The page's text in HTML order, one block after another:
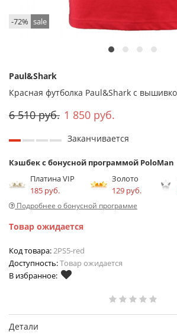
-72% sale
Paul&Shark
Красная футболка Paul&Shark с
6 510 руб. 1 850 руб.
Заканчивается
Кэшбек с бонусной программой PoloMan
Платина VIP
185 руб.
Золото
129 руб.
Подробнее о бонусной программе
Товар ожидается
Код товара:2PS5-red
Доступность:Товар ожидается
В избранное:
Детали